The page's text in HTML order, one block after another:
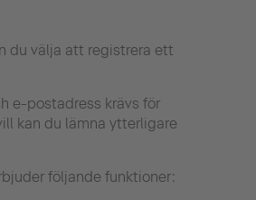
du välja att registrera ett
e-postadress krävs för
kan du lämna ytterligare
följande funktioner: